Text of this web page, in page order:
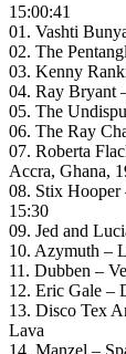
15:00:41
01. Vashti
02. The
03. Kenny
04. Ray Bryant
05. The
06. The Ray
07. Roberta
Accra, Ghana,
08. Stix
15:30
09. Jed and
10. Azymuth –
11. Dubben –
12. Eric Gale –
13. Disco Tex
Lava
14. Manzel –